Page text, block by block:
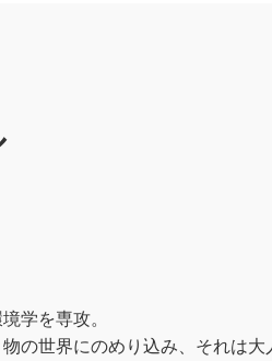
学を専攻。
の世界にのめり込み、それは大